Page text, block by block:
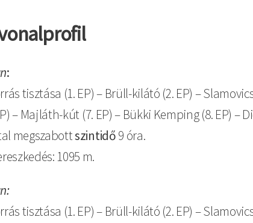
:
tisztása (1. EP) – Brüll-kilátó (2. EP) –
– Majláth-kút (7. EP) – Bükki Kemping (8. EP) –
megszabottszintidő9 óra.
1095 m.
tisztása (1. EP) – Brüll-kilátó (2. EP) –